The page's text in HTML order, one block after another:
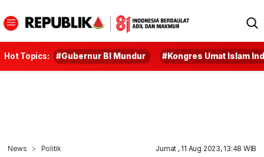
Hot Topics: #Gubernur BI Mundur #Kongres Umat Islam
News Politik Jumat , 11 Aug 2023, 13:48 WIB